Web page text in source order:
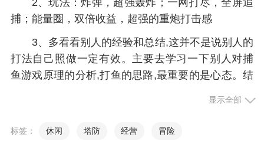
捕；能量圈，双倍收益，超强的重炮打击感
3、多看看别人的经验和总结,这并不是说别人的
打法自己照做一定有效。主要去学习一下别人对捕
鱼游戏原理的分析,打鱼的思路,最重要的是心态。结
4、界面：美轮美奂的海底美景，清新唯美的UI
显示全部
标签： 休闲 塔防 经营 冒险